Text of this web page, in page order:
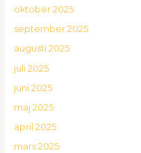
oktober 2025
september 2025
augusti 2025
juli 2025
juni 2025
maj 2025
april 2025
mars 2025